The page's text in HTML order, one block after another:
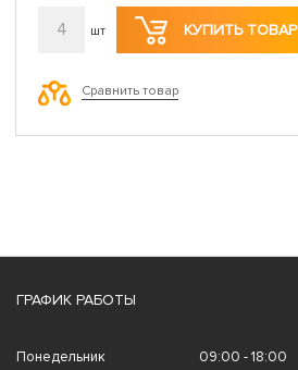
4 шт КУПИТЬ ТОВАР
Сравнить товар
ГРАФИК РАБОТЫ
Понедельник 09:00 - 18:00